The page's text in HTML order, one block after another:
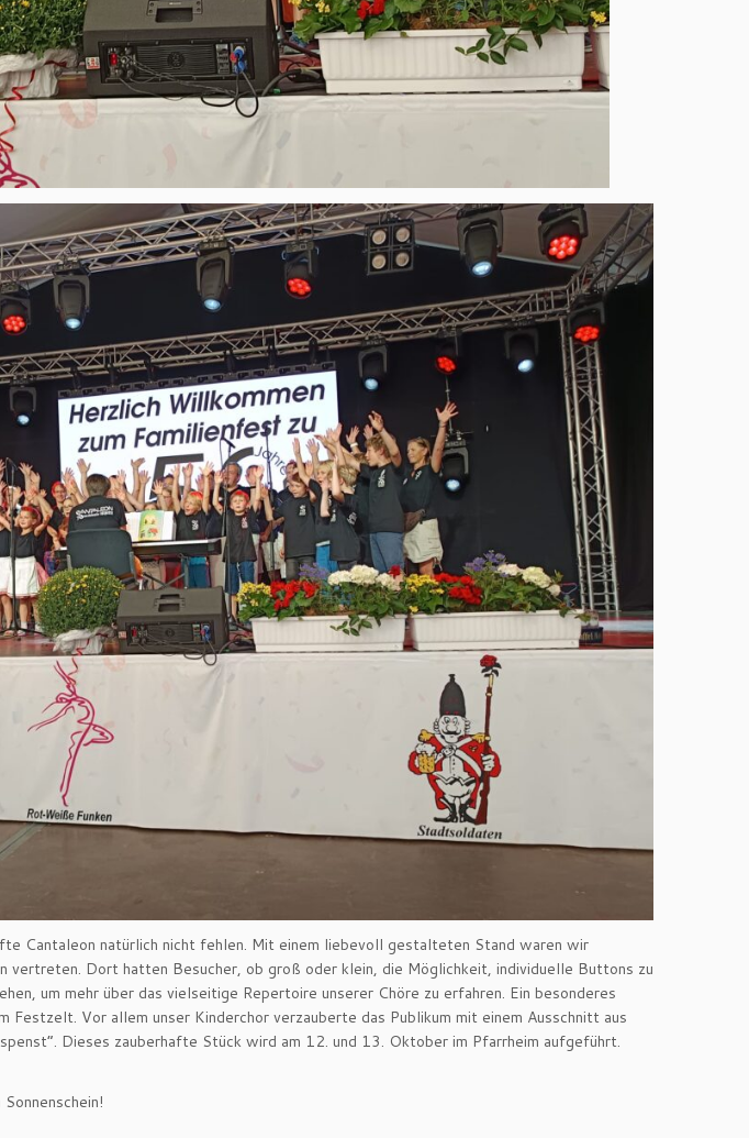
Cantaleon natürlich nicht fehlen. Mit einem liebevoll gestalteten Stand waren wir
vertreten. Dort hatten Besucher, ob groß oder klein, die Möglichkeit, individuelle Buttons zu
um mehr über das vielseitige Repertoire unserer Chöre zu erfahren. Ein besonderes
Vor allem unser Kinderchor verzauberte das Publikum mit einem Ausschnitt aus
Dieses zauberhafte Stück wird am 12. und 13. Oktober im Pfarrheim aufgeführt.